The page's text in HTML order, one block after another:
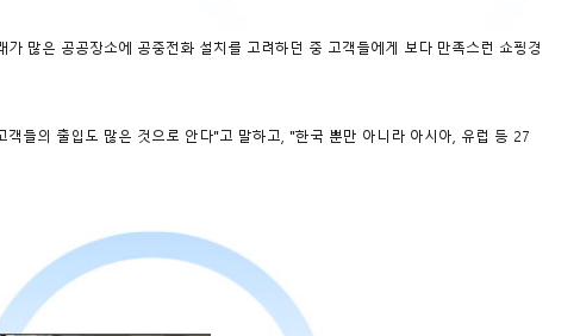
많은 공공장소에 공중전화 설치를 고려하던 중 고객들에게 보다 만족스런 쇼핑경
들의 출입도 많은 것으로 안다"고 말하고, "한국 뿐만 아니라 아시아, 유럽 등 27